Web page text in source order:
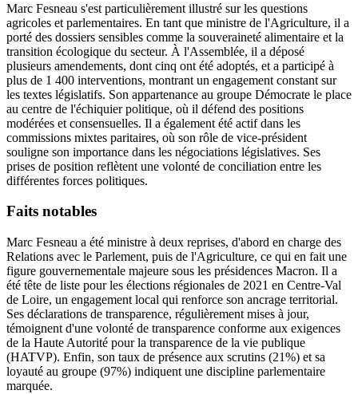
Marc Fesneau s'est particulièrement illustré sur les questions
agricoles et parlementaires. En tant que ministre de l'Agriculture, il a
porté des dossiers sensibles comme la souveraineté alimentaire et la
transition écologique du secteur. À l'Assemblée, il a déposé
plusieurs amendements, dont cinq ont été adoptés, et a participé à
plus de 1 400 interventions, montrant un engagement constant sur
les textes législatifs. Son appartenance au groupe Démocrate le place
au centre de l'échiquier politique, où il défend des positions
modérées et consensuelles. Il a également été actif dans les
commissions mixtes paritaires, où son rôle de vice-président
souligne son importance dans les négociations législatives. Ses
prises de position reflètent une volonté de conciliation entre les
différentes forces politiques.
Faits notables
Marc Fesneau a été ministre à deux reprises, d'abord en charge des
Relations avec le Parlement, puis de l'Agriculture, ce qui en fait une
figure gouvernementale majeure sous les présidences Macron. Il a
été tête de liste pour les élections régionales de 2021 en Centre-Val
de Loire, un engagement local qui renforce son ancrage territorial.
Ses déclarations de transparence, régulièrement mises à jour,
témoignent d'une volonté de transparence conforme aux exigences
de la Haute Autorité pour la transparence de la vie publique
(HATVP). Enfin, son taux de présence aux scrutins (21%) et sa
loyauté au groupe (97%) indiquent une discipline parlementaire
marquée.